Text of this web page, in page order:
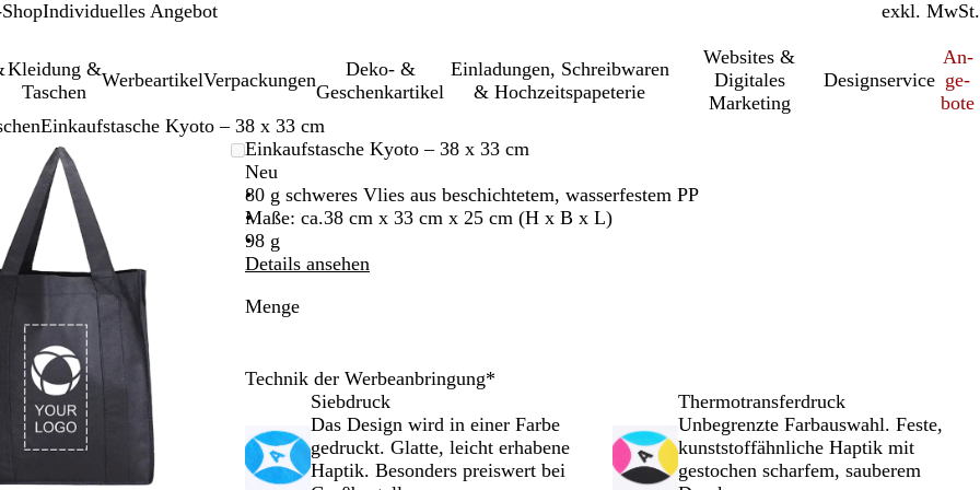
Individuelles Angebot inkl. MwSt.
exkl. MwSt.
Kleidung &
Taschen
WerbeartikelVerpackungen
Deko- &
Geschenkartikel
Einl­a­dung­en, Schreib­wa­ren
& Hochzeitspapeterie
Websites &
Digitales
Marketing
Designservice
An­­
ge­­
bo­­te
Einkaufstasche Kyoto – 38 x 33 cm
Vergrößer-/verkleinerbares
Bild
Zoom
auf
Minimum
Klicken
zum
Vergrößern
Verwenden
Sie
die
Tasten
und
Zoomen
und
die
Pfeiltasten
zum
Schwenken.
Einkaufstasche Kyoto – 38 x 33 cm
Neu
80 g schweres Vlies aus beschichtetem, wasserfestem PP
Maße: ca.38 cm x 33 cm x 25 cm (H x B x L)
98 g
Details ansehen
Menge
Technik der Werbeanbringung*
Siebdruck
Das Design wird in einer Farbe
gedruckt. Glatte, leicht erhabene
Haptik. Besonders preiswert bei
Thermotransferdruck
Unbegrenzte Farbauswahl. Feste,
kunststoffähnliche Haptik mit
gestochen scharfem, sauberem